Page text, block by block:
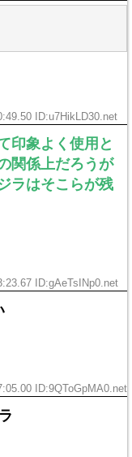
ID:u7HikLD30.net
印象よく使用と
関係上だろうが
ラはそこらが残
ID:gAeTsINp0.net
ID:9QToGpMA0.net